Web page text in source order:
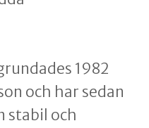
1982
och har sedan
stabil och